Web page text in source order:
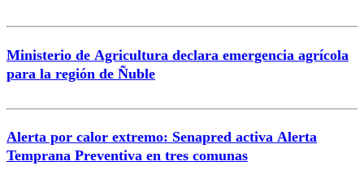
Ministerio de Agricultura declara emergencia agrícola
para la región de Ñuble
Alerta por calor extremo: Senapred activa Alerta
Temprana Preventiva en tres comunas